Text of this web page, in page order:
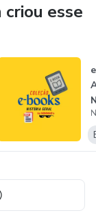
rápida
esse